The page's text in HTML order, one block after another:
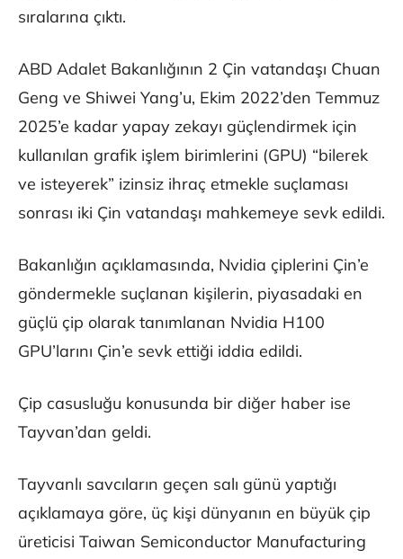
sıralarına çıktı.
ABD Adalet Bakanlığının 2 Çin vatandaşı Chuan
Geng ve Shiwei Yang’u, Ekim 2022’den Temmuz
2025’e kadar yapay zekayı güçlendirmek için
kullanılan grafik işlem birimlerini (GPU) “bilerek
ve isteyerek” izinsiz ihraç etmekle suçlaması
sonrası iki Çin vatandaşı mahkemeye sevk edildi.
Bakanlığın açıklamasında, Nvidia çiplerini Çin’e
göndermekle suçlanan kişilerin, piyasadaki en
güçlü çip olarak tanımlanan Nvidia H100
GPU’larını Çin’e sevk ettiği iddia edildi.
Çip casusluğu konusunda bir diğer haber ise
Tayvan’dan geldi.
Tayvanlı savcıların geçen salı günü yaptığı
açıklamaya göre, üç kişi dünyanın en büyük çip
üreticisi Taiwan Semiconductor Manufacturing